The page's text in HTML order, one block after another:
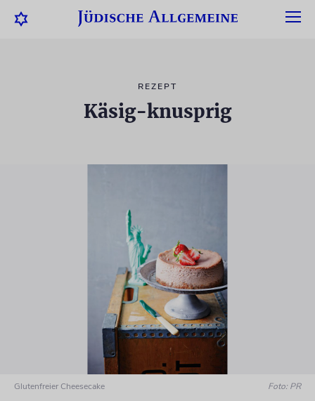
REZEPT
Käsig-knusprig
Glutenfreier Cheesecake Foto: PR